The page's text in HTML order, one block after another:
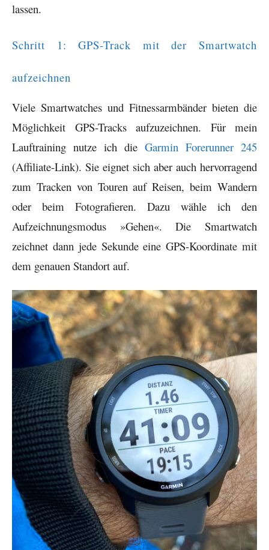
lassen.
Schritt 1: GPS-Track mit der Smartwatch
aufzeichnen
Viele Smartwatches und Fitnessarmbänder bieten die
Möglichkeit GPS-Tracks aufzuzeichnen. Für mein
Lauftraining nutze ich die Garmin Forerunner 245
(Affiliate-Link). Sie eignet sich aber auch hervorragend
zum Tracken von Touren auf Reisen, beim Wandern
oder beim Fotografieren. Dazu wähle ich den
Aufzeichnungsmodus »Gehen«. Die Smartwatch
zeichnet dann jede Sekunde eine GPS-Koordinate mit
dem genauen Standort auf.